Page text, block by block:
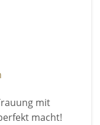
mit
macht!